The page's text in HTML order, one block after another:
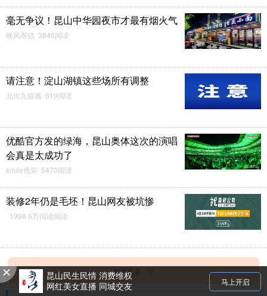
毫无争议！昆山中华园夜市才最有烟火气
晚风寄信 3846阅读
请注意！淀山湖镇这些场所有调整
北街九猫酱 619阅读
优酷官方发的绿海，昆山奥体这次的演唱
会真是太成功了
smile危笑 5470阅读
装修2年仍是毛坯！昆山网友被坑惨
1998.6万阅读阅读
加载更多
昆山民生民情 消费维权
网红美女直播 同城交友
马上开启